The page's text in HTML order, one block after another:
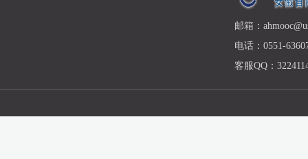
邮箱：
电话：0551-
客服QQ：